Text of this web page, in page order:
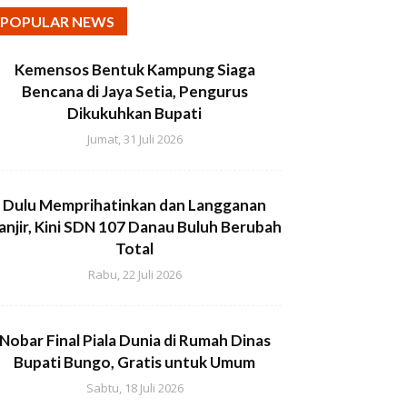
POPULAR NEWS
Kemensos Bentuk Kampung Siaga
Bencana di Jaya Setia, Pengurus
Dikukuhkan Bupati
Jumat, 31 Juli 2026
Dulu Memprihatinkan dan Langganan
Kini SDN 107 Danau Buluh Berubah
Total
Rabu, 22 Juli 2026
Final Piala Dunia di Rumah Dinas
Bupati Bungo, Gratis untuk Umum
Sabtu, 18 Juli 2026